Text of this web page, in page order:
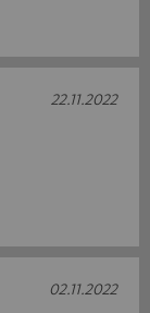
22.11.2022
02.11.2022